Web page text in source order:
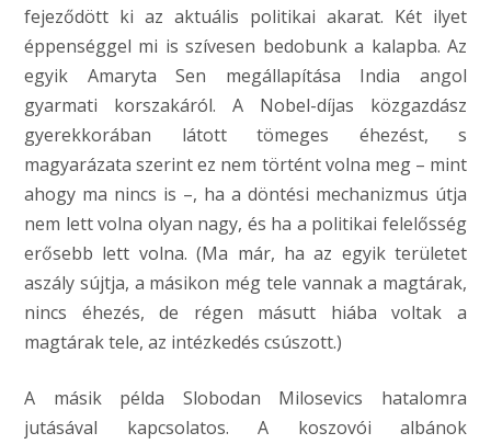
fejeződött ki az aktuális politikai akarat. Két ilyet
éppenséggel mi is szívesen bedobunk a kalapba. Az
egyik Amaryta Sen megállapítása India angol
gyarmati korszakáról. A Nobel-díjas közgazdász
gyerekkorában látott tömeges éhezést, s
magyarázata szerint ez nem történt volna meg – mint
ahogy ma nincs is –, ha a döntési mechanizmus útja
nem lett volna olyan nagy, és ha a politikai felelősség
erősebb lett volna. (Ma már, ha az egyik területet
aszály sújtja, a másikon még tele vannak a magtárak,
nincs éhezés, de régen másutt hiába voltak a
magtárak tele, az intézkedés csúszott.)
A másik példa Slobodan Milosevics hatalomra
jutásával kapcsolatos. A koszovói albánok